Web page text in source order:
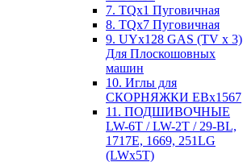
7. TQx1 Пуговичная
8. TQx7 Пуговичная
9. UYx128 GAS (TV x 3)
Для Плоскошовных
машин
10. Иглы для
СКОРНЯЖКИ EBx1567
11. ПОДШИВОЧНЫЕ
LW-6T / LW-2T / 29-BL,
1717E, 1669, 251LG
(LWx5T)